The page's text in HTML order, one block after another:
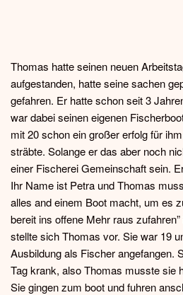
Thomas hatte seinen neuen
aufgestanden, hatte seine sachen
gefahren. Er hatte schon seit 3
war dabei seinen eigenen
mit 20 schon ein großer erfolg für
sträbte. Solange er das aber noch
einer Fischerei Gemeinschaft sein.
Ihr Name ist Petra und Thomas
alles and einem Boot macht, um es
bereit ins offene Mehr raus
stellte sich Thomas vor. Sie war 19
Ausbildung als Fischer angefangen.
Tag krank, also Thomas musste sie
Sie gingen zum boot und fuhren